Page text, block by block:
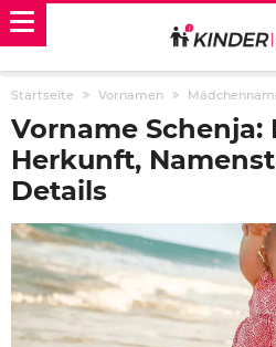
Startseite Vornamen
Vorname Schenja:
Herkunft,
Details